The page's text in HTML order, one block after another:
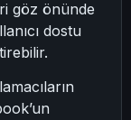
göz önünde
dostu